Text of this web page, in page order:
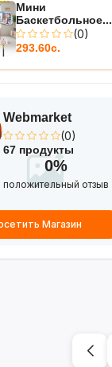
Мини
Баскетбольное...
(0)
293.60с.
Webmarket
(0)
67 продукты
0%
положительный отзыв
Магазин